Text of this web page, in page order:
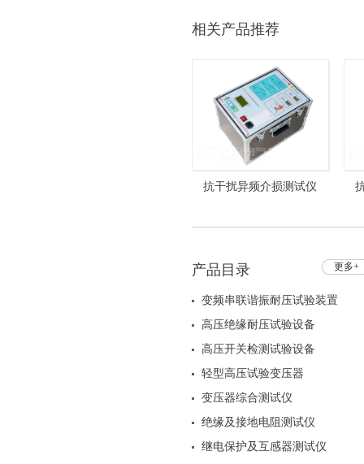
相关产品推荐
抗干扰异频介损测试仪
更多+
产品目录
变频串联谐振耐压试验装置
高压绝缘耐压试验设备
高压开关检测试验设备
轻型高压试验变压器
变压器综合测试仪
绝缘及接地电阻测试仪
继电保护及互感器测试仪